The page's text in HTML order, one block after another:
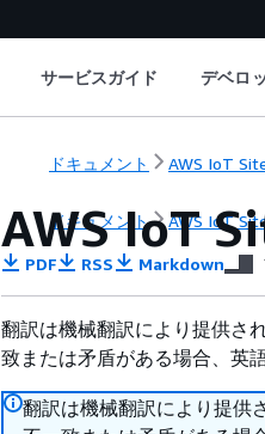
サービスガイド デベロ
ドキュメント AWS IoT
ドキュメント AWS IoT
AWS IoT
PDF RSS Markdown
翻訳は機械翻訳により提供さ
致または矛盾がある場合、英
翻訳は機械翻訳により提供